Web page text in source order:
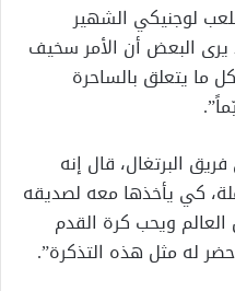
لوجنيكي الشهير
البعض أن الأمر سخيف
ما يتعلق بالساحرة
البرتغال، قال إنه
كي يأخذها معه لصديقه
ويحب كرة القدم
له مثل هذه التذكرة”.